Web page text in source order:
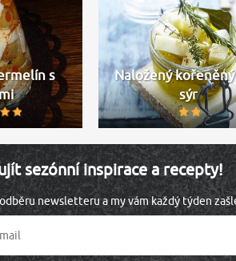
s
Naložený
sýr
sezónní inspirace a recepty!
newsletteru a my vám každý týden